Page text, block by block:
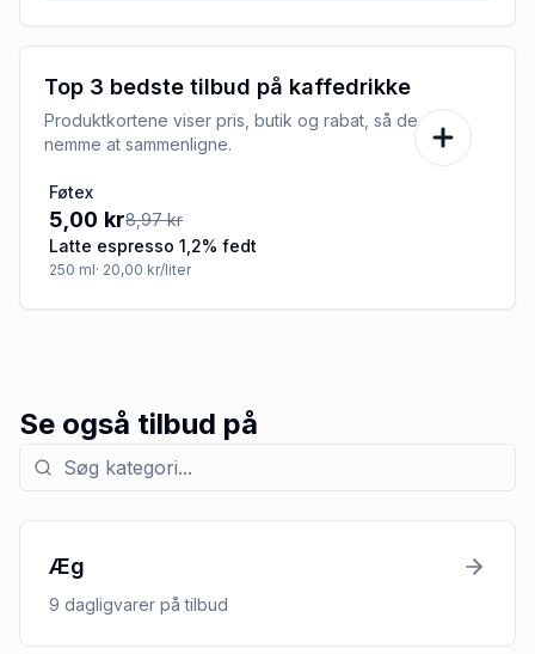
Top 3 bedste tilbud på kaffedrikke
Produktkortene viser pris, butik og rabat, så de er
nemme at sammenligne.
-44%
Føtex
5,00 kr8,97 kr
Latte espresso 1,2% fedt
250 ml· 20,00 kr/liter
Se også tilbud på
Søg efter kategori med tilbud
Æg
9 dagligvarer på tilbud